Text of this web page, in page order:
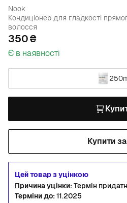
Nook
Кондиціонер для гладкості
волосся
350
Є в наявності
Купити
Цей товар з уцінкою
Причина уцінки:Термін
Терміни до:11.2025